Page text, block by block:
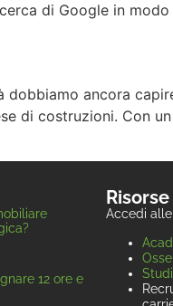
di Google in
dobbiamo ancora
di costruzioni. Con
12 ore e
Accedi